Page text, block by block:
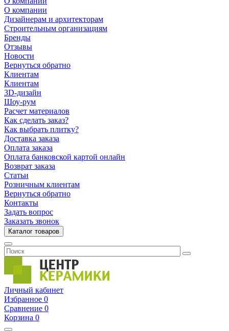
О компании
Дизайнерам и архитекторам
Строительным организациям
Бренды
Отзывы
Новости
Вернуться обратно
Клиентам
Клиентам
3D-дизайн
Шоу-рум
Расчет материалов
Как сделать заказ?
Как выбрать плитку?
Доставка заказа
Оплата заказа
Оплата банковской картой онлайн
Возврат заказа
Статьи
Розничным клиентам
Вернуться обратно
Контакты
Задать вопрос
Заказать звонок
Каталог товаров
Личный кабинет
Избранное 0
Сравнение 0
Корзина 0